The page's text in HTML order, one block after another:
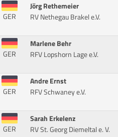
GER
Jörg Rethemeier
RV Nethegau Brakel e.V.
GER
Marlene Behr
RFV Lopshorn Lage e.V.
GER
Andre Ernst
RFV Schwaney e.V.
GER
Sarah Erkelenz
RV St. Georg Diemeltal e. V.